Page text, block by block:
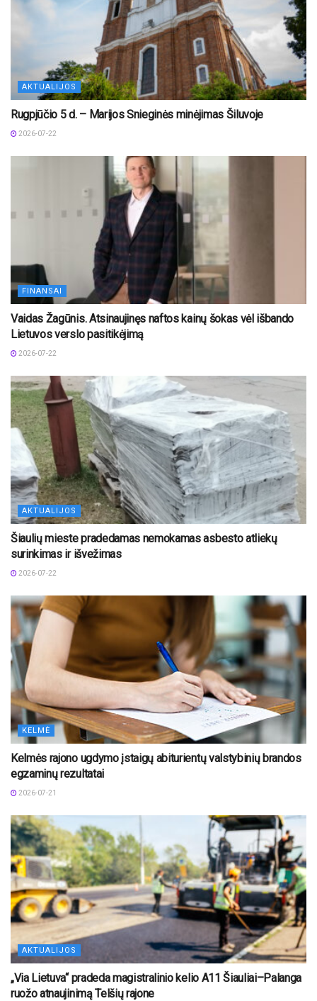
AKTUALIJOS
Rugpjūčio 5 d. – Marijos Snieginės minėjimas Šiluvoje
2026-07-22
FINANSAI
Vaidas Žagūnis. Atsinaujinęs naftos kainų šokas vėl išbando
Lietuvos verslo pasitikėjimą
2026-07-22
AKTUALIJOS
Šiaulių mieste pradedamas nemokamas asbesto atliekų
surinkimas ir išvežimas
2026-07-22
KELMĖ
Kelmės rajono ugdymo įstaigų abiturientų valstybinių brandos
egzaminų rezultatai
2026-07-21
AKTUALIJOS
„Via Lietuva“ pradeda magistralinio kelio A11 Šiauliai–Palanga
ruožo atnaujinimą Telšių rajone